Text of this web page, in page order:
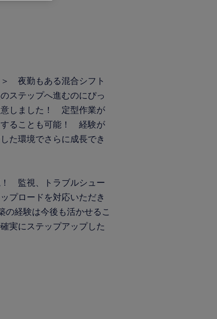
夜勤もある混合シフト
ステップへ進むのにぴっ
意しました！ 定型作業が
ることも可能！ 経験が
た環境でさらに成長でき
監視、トラブルシュー
プロードを対応いただき
経験は今後も活かせるこ
実にステップアップした